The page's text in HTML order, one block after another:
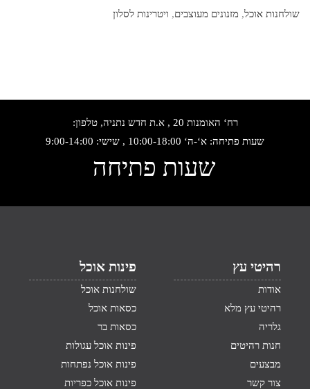
שולחנות אוכל, מזנונים מעוצבים, ויטרינות לסלון
רח‘ האומנות 20 , א.ת חדש נתניה, טלפון:
שעות פתיחה: א‘-ה‘ 10:00-18:00 , שישי: 9:00-14:00
שעות פתיחה
רהיטי עץ
אודות
רהיטי עץ מלא
גלריה
חנות רהיטים
מבצעים
צור קשר
פינות אוכל
שולחנות אוכל
כסאות אוכל
כסאות בר
פינות אוכל עגולות
פינות אוכל נפתחות
פינות אוכל כפריות